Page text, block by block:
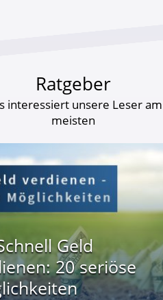
Ratgeber
interessiert unsere Leser am
meisten
Geld
20 seriöse